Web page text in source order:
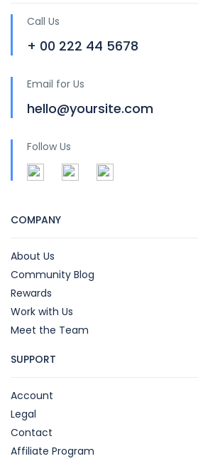
Call Us
+ 00 222 44 5678
Email for Us
hello@yoursite.com
Follow Us
COMPANY
About Us
Community Blog
Rewards
Work with Us
Meet the Team
SUPPORT
Account
Legal
Contact
Affiliate Program